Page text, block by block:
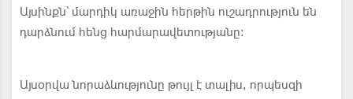
Այսինքն՝ մարդիկ առաջին հերթին ուշադրություն են
դարձնում հենց հարմարավետությանը:
Այսօրվա նորաձևությունը թույլ է տալիս, որպեսզի